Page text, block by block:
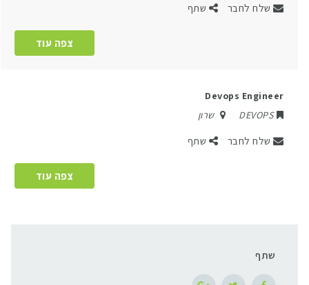
שלח לחבר שתף
צפה עוד
Devops Engineer
DEVOPS
שרון
שלח לחבר שתף
צפה עוד
שתף